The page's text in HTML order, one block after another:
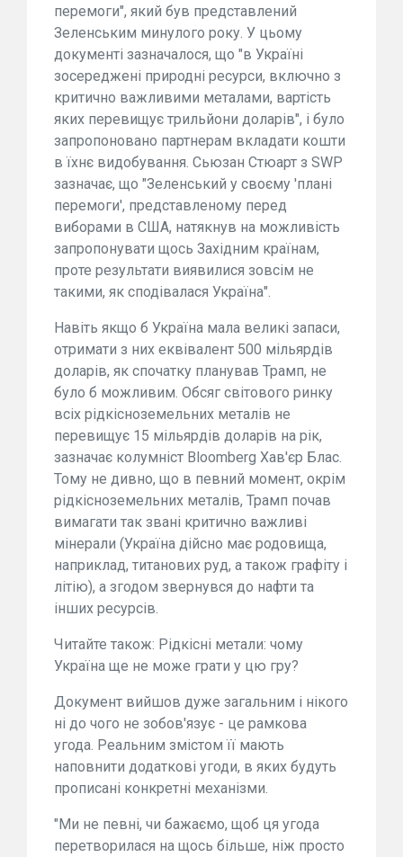
перемоги", який був представлений
Зеленським минулого року. У цьому
документі зазначалося, що "в Україні
зосереджені природні ресурси, включно з
критично важливими металами, вартість
яких перевищує трильйони доларів", і було
запропоновано партнерам вкладати кошти
в їхнє видобування. Сьюзан Стюарт з SWP
зазначає, що "Зеленський у своєму 'плані
перемоги', представленому перед
виборами в США, натякнув на можливість
запропонувати щось Західним країнам,
проте результати виявилися зовсім не
такими, як сподівалася Україна".
Навіть якщо б Україна мала великі запаси,
отримати з них еквівалент 500 мільярдів
доларів, як спочатку планував Трамп, не
було б можливим. Обсяг світового ринку
всіх рідкісноземельних металів не
перевищує 15 мільярдів доларів на рік,
зазначає колумніст Bloomberg Хав'єр Блас.
Тому не дивно, що в певний момент, окрім
рідкісноземельних металів, Трамп почав
вимагати так звані критично важливі
мінерали (Україна дійсно має родовища,
наприклад, титанових руд, а також графіту і
літію), а згодом звернувся до нафти та
інших ресурсів.
Читайте також: Рідкісні метали: чому
Україна ще не може грати у цю гру?
Документ вийшов дуже загальним і нікого
ні до чого не зобов'язує - це рамкова
угода. Реальним змістом її мають
наповнити додаткові угоди, в яких будуть
прописані конкретні механізми.
"Ми не певні, чи бажаємо, щоб ця угода
перетворилася на щось більше, ніж просто